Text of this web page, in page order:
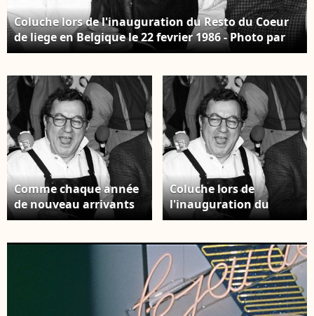
Coluche lors de l'inauguration du Resto du Coeur
de liege en Belgique le 22 fevrier 1986 - Photo par
Houet M/Belpress/ANDBZ/ABACAPRESS.COM
Comme chaque année
de nouveau arrivants
font leur entrée.
l'inauguration du
Resto du Coeur de liege
Coluche lors de
l'inauguration du
Resto du Coeur de liege
fevrier 1986 - Photo by
Houet
M/Belpress/ANDBZ/